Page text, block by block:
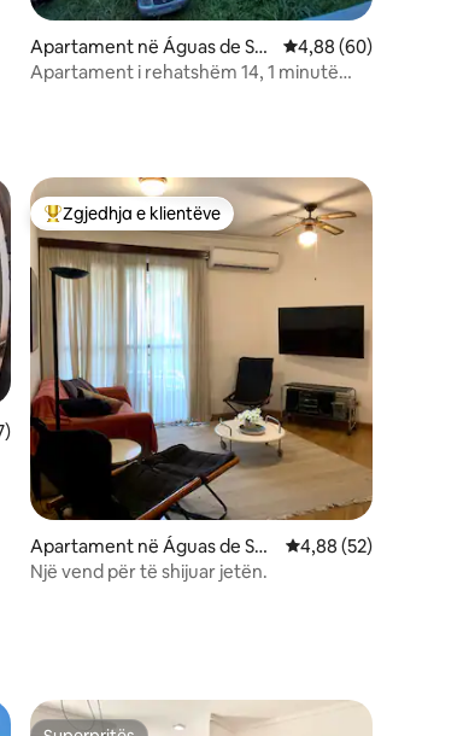
Apartament në Águas de Sã
o Pedro
Vlerësimi mesatar
4,88 (60)
Apartament i rehatshëm 14, 1 minutë
4,89 nga 5, 27 vlerësime
Më të mirat e zgjedhjeve të klientëve
Zgjedhja e klientëve
Apartament në Águas de São
Pedro
Vlerësimi mesatar
4,88 (52)
Një vend për të shijuar jetën.